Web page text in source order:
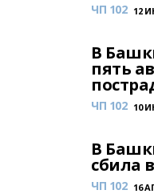
ЧП 102 12
В
пять
ЧП 102 10
В
сбила
ЧП 102 16